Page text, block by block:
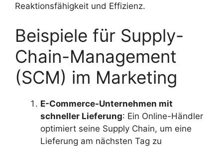
Reaktionsfähigkeit und Effizienz.
Beispiele für Supply-
Chain-Management
(SCM) im Marketing
E-Commerce-Unternehmen mit
schneller Lieferung: Ein Online-Händler
optimiert seine Supply Chain, um eine
Lieferung am nächsten Tag zu